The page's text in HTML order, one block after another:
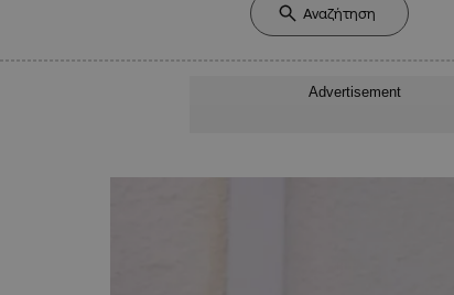
Advertisement